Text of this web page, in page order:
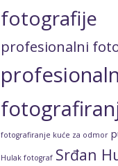
fotografije
profesionalni
fotografiranje kuće za odmor
Hulak fotograf Srđan